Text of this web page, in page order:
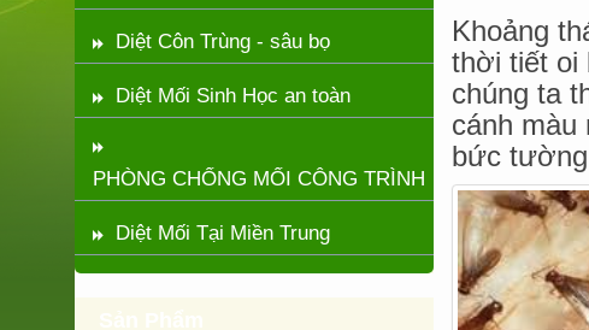
Khoảng
thời tiết oi
chúng ta
cánh màu
bức
Diệt Côn Trùng - sâu bọ
Diệt Mối Sinh Học an toàn
PHÒNG CHỐNG MỐI CÔNG TRÌNH
Diệt Mối Tại Miền Trung